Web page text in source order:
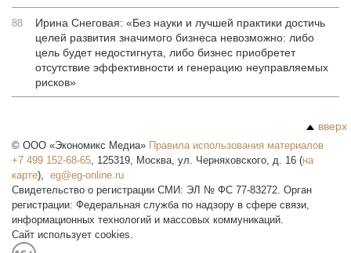
88
Ирина Снеговая: «Без науки и лучшей практики достичь
целей развития значимого бизнеса невозможно: либо
цель будет недостигнута, либо бизнес приобретет
отсутствие эффективности и генерацию неуправляемых
рисков»
вверх
© ООО «Экономикс Медиа» Правила использования материалов
+7 499 152-68-65, 125319, Москва, ул. Черняховского, д. 16 (на
карте),
Свидетельство о регистрации СМИ: ЭЛ № ФС 77-83272. Орган
регистрации: Федеральная служба по надзору в сфере связи,
информационных технологий и массовых коммуникаций.
Сайт использует cookies.